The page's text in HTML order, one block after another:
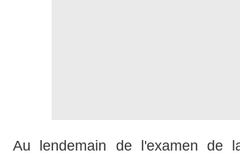
Au lendemain de l'examen de